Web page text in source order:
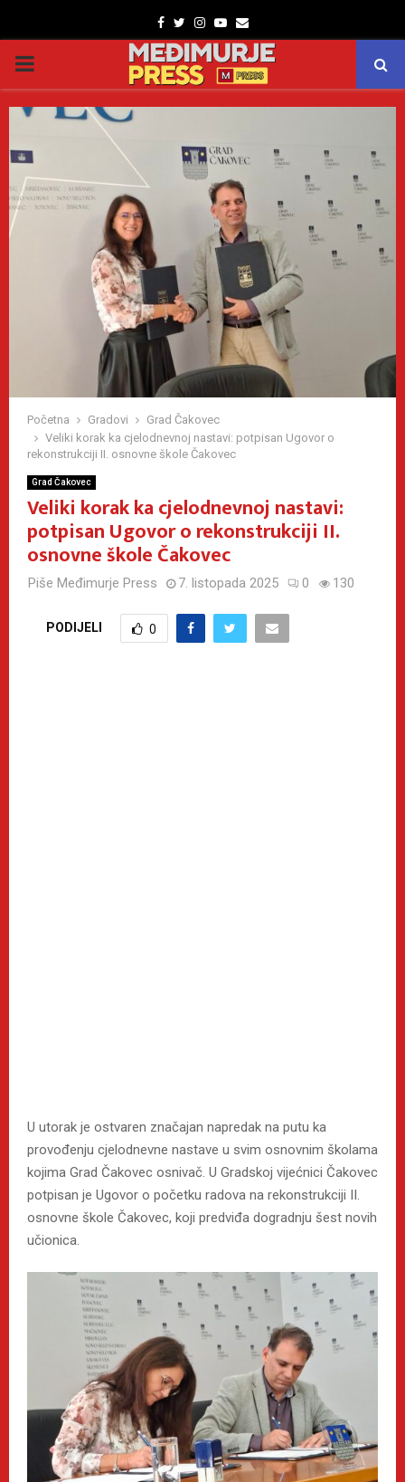
Facebook
TwitterInstagram
Youtube
Email
PRIMARY
MENU
Početna Gradovi
Grad Čakovec
Veliki korak ka cjelodnevnoj nastavi: potpisan Ugovor o
rekonstrukciji II. osnovne škole Čakovec
Grad Čakovec
Veliki korak ka cjelodnevnoj nastavi:
potpisan Ugovor o rekonstrukciji II.
osnovne škole Čakovec
Piše Međimurje Press 7. listopada 2025 0 130
PODIJELI 0
U utorak je ostvaren značajan napredak na putu ka
provođenju cjelodnevne nastave u svim osnovnim školama
kojima Grad Čakovec osnivač. U Gradskoj vijećnici Čakovec
potpisan je Ugovor o početku radova na rekonstrukciji II.
osnovne škole Čakovec, koji predviđa dogradnju šest novih
učionica.